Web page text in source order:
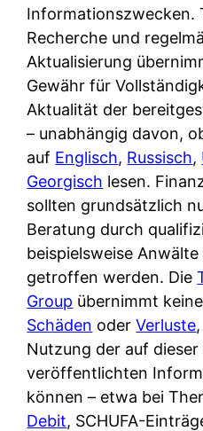
Informationszwecken.
Recherche und
Aktualisierung
Gewähr für
Aktualität der
– unabhängig davon,
auf Englisch, Russisch,
Georgisch lesen.
sollten grundsätzlich
Beratung durch
beispielsweise
getroffen werden. Die
Group übernimmt
Schäden oderVerluste
Nutzung der auf dieser
veröffentlichten
können – etwa bei
Debit, SCHUFA-